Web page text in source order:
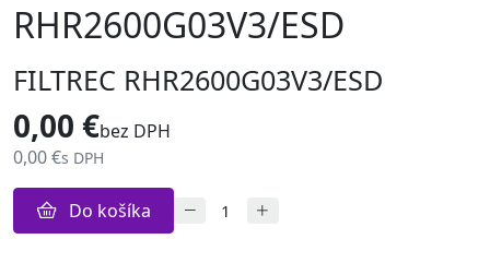
RHR2600G03V3/ESD
FILTREC RHR2600G03V3/ESD
0,00 €bez DPH
0,00 €s DPH
Do košíka